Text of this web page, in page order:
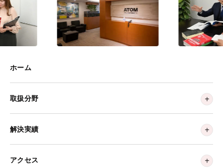
ホーム
取扱分野
解決実績
アクセス